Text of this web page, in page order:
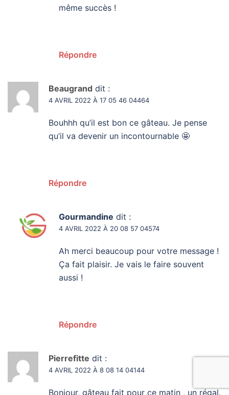
même succès !
Répondre
Beaugrand dit :
4 AVRIL 2022 À 17 05 46 04464
Bouhhh qu’il est bon ce gâteau. Je pense
qu’il va devenir un incontournable 🤩
Répondre
Gourmandine dit :
4 AVRIL 2022 À 20 08 57 04574
Ah merci beaucoup pour votre message !
Ça fait plaisir. Je vais le faire souvent
aussi !
Répondre
Pierrefitte dit :
4 AVRIL 2022 À 8 08 14 04144
Bonjour, gâteau fait pour ce matin , un régal.